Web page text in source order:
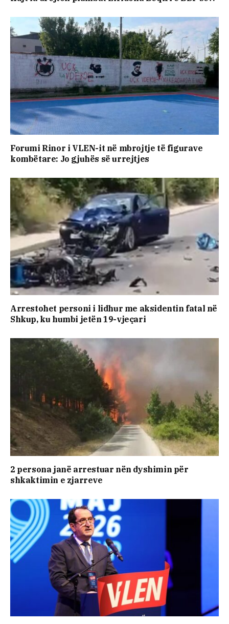
Forumi Rinor i VLEN-it në mbrojtje të figurave
kombëtare: Jo gjuhës së urrejtjes
Arrestohet personi i lidhur me aksidentin fatal në
Shkup, ku humbi jetën 19-vjeçari
2 persona janë arrestuar nën dyshimin për
shkaktimin e zjarreve